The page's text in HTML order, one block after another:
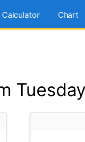
Calculator Chart